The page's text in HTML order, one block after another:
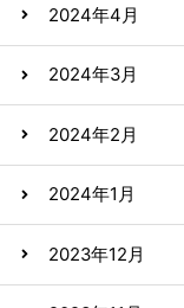
2024年4月
2024年3月
2024年2月
2024年1月
2023年12月